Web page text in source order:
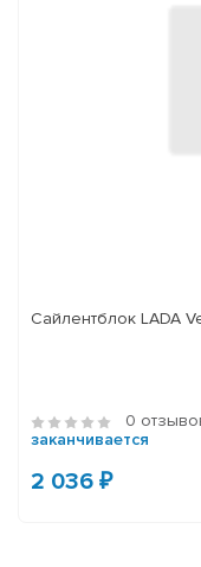
Сайлентблок LADA
0
заканчивается
2 036 ₽